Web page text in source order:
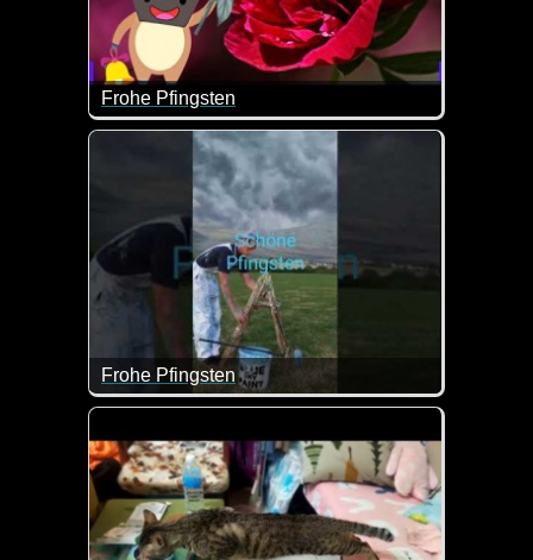
Frohe Pfingsten
Liebe Grüße zu Pfingsten mit diesen herrlichen
Frohe Pfingsten
Damit hätten wir das Wetterthema für Pfingsten